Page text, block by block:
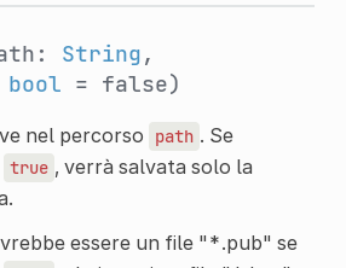
String,
bool = false)
nel percorso path . Se
true , verrà salvata solo la
essere un file "*.pub" se